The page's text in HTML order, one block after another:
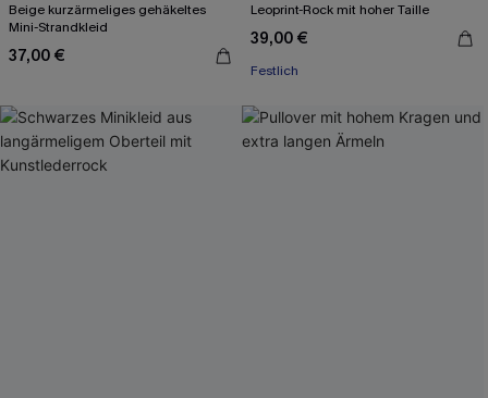
Beige kurzärmeliges gehäkeltes
Mini-Strandkleid
37,00 €
Leoprint-Rock mit hoher Taille
39,00 €
Festlich